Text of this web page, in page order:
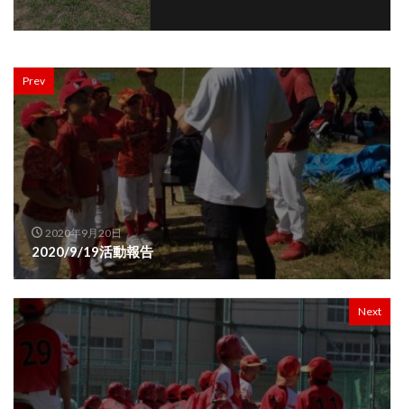
Prev
2020年9月20日
2020/9/19活動報告
Next